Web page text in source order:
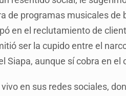
de programas musicales de
en el reclutamiento de
ser la cupido entre el
Siapa, aunque sí cobra en
en sus redes sociales,